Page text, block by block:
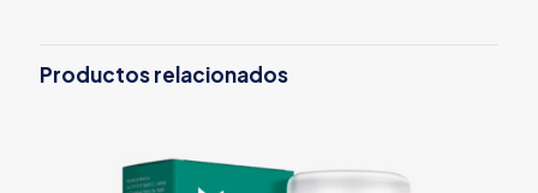
Productos relacionados